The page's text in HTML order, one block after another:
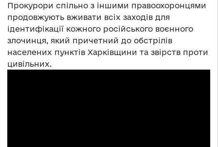
Прокурори спільно з іншими правоохоронцями
продовжують вживати всіх заходів для
ідентифікації кожного російського воєнного
злочинця, який причетний до обстрілів
населених пунктів Харківщини та звірств проти
цивільних.